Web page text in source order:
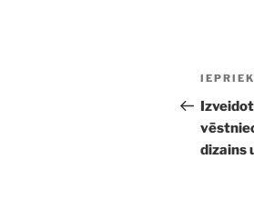
Ziņu
ziņa:
dizains